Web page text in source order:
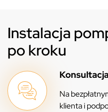
Instalacja
po kroku
Na
klienta i